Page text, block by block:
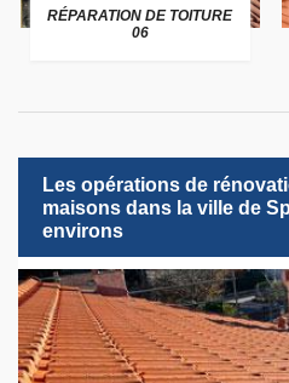
RÉPARATION DE TOITURE
06
Les opérations de
maisons dans la ville de
environs